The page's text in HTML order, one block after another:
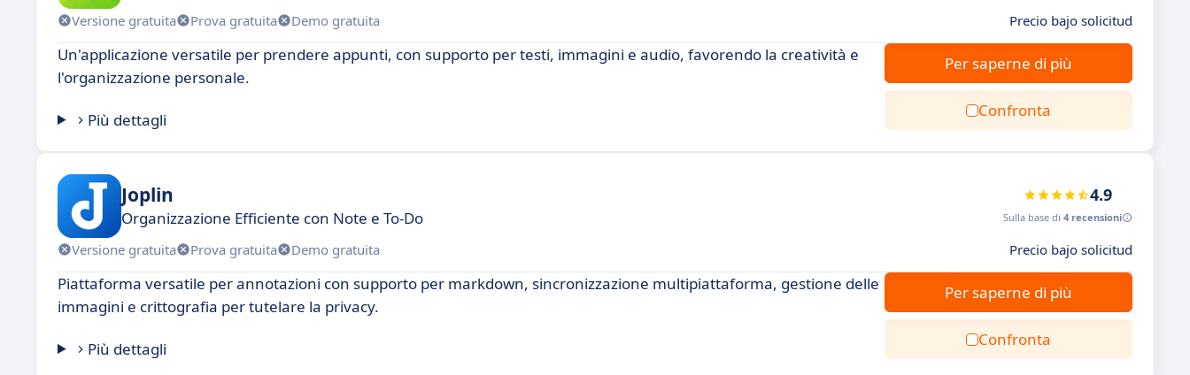
Versione gratuita Prova gratuita Demo gratuita Precio bajo solicitud
Un'applicazione versatile per prendere appunti, con supporto per testi, immagini e audio, favorendo la creatività e
l'organizzazione personale.
Più dettagli
Per saperne di più
Confronta
Joplin
Organizzazione Efficiente con Note e To-Do
4.9
Sulla base di 4 recensioni
Versione gratuita Prova gratuita Demo gratuita Precio bajo solicitud
Piattaforma versatile per annotazioni con supporto per markdown, sincronizzazione multipiattaforma, gestione delle
immagini e crittografia per tutelare la privacy.
Più dettagli
Per saperne di più
Confronta